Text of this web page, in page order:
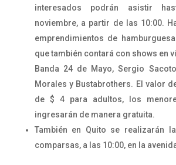
interesados podrán asistir
noviembre, a partir de las 10:00.
emprendimientos de
que también contará con shows en
Banda 24 de Mayo, Sergio
Morales y Bustabrothers. El valor
de $ 4 para adultos, los
ingresarán de manera gratuita.
También en Quito se realizarán
comparsas, a las 10:00, en la